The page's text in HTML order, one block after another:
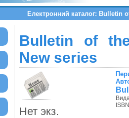
Електронний каталог: Bulletin
Bulletin of
New series
Нет экз.